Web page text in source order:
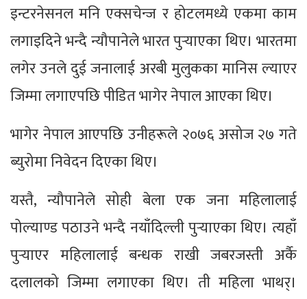
इन्टरनेसनल मनि एक्सचेन्ज र होटलमध्ये एकमा काम
लगाइदिने भन्दै न्यौपानेले भारत पुर्‍याएका थिए। भारतमा
लगेर उनले दुई जनालाई अरबी मुलुकका मानिस ल्याएर
जिम्मा लगाएपछि पीडित भागेर नेपाल आएका थिए।
भागेर नेपाल आएपछि उनीहरूले २०७६ असोज २७ गते
ब्युरोमा निवेदन दिएका थिए।
यस्तै, न्यौपानेले सोही बेला एक जना महिलालाई
पोल्याण्ड पठाउने भन्दै नयाँदिल्ली पुर्‍याएका थिए। त्यहाँ
पुर्‍याएर महिलालाई बन्धक राखी जबरजस्ती अर्कै
दलालको जिम्मा लगाएका थिए। ती महिला भाथर्।